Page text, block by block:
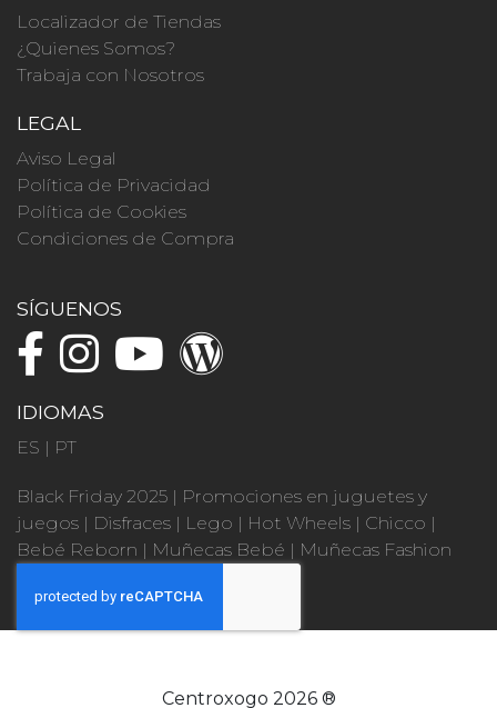
Localizador de Tiendas
¿Quienes Somos?
Trabaja con Nosotros
LEGAL
Aviso Legal
Política de Privacidad
Política de Cookies
Condiciones de Compra
SÍGUENOS
IDIOMAS
ES | PT
Black Friday 2025 | Promociones en juguetes y
juegos | Disfraces | Lego | Hot Wheels | Chicco |
Bebé Reborn | Muñecas Bebé | Muñecas Fashion
Centroxogo 2026 ®